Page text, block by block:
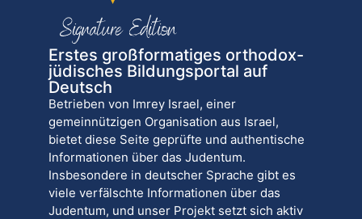
Erstes großformatiges orthodox-
jüdisches Bildungsportal auf
Deutsch
Betrieben von Imrey Israel, einer
gemeinnützigen Organisation aus Israel,
bietet diese Seite geprüfte und authentische
Informationen über das Judentum.
Insbesondere in deutscher Sprache gibt es
viele verfälschte Informationen über das
Judentum, und unser Projekt setzt sich aktiv